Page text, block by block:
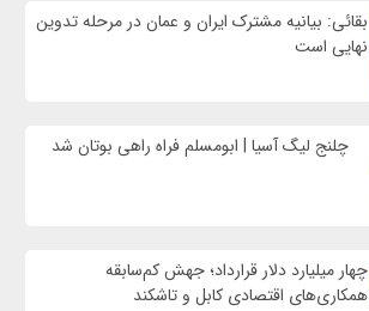
بقائی: بیانیه مشترک ایران و عمان در مرحله تدوین
نهایی است
چلنج لیگ آسیا | ابومسلم فراه راهی بوتان شد
چهار میلیارد دلار قرارداد؛ جهش کم‌سابقه
همکاری‌های اقتصادی کابل و تاشکند